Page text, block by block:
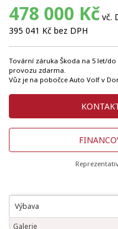
478 000 Kč vč.
395 041 Kč bez DPH
Tovární záruka Škoda na 5 let/
provozu zdarma.
Vůz je na pobočce Auto Volf v
Výbava
Galerie